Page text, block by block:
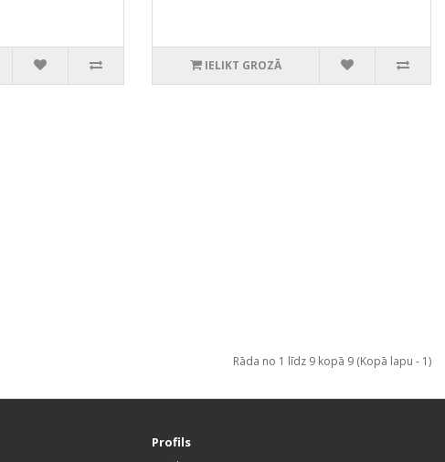
IELIKT GROZĀ
Rāda no 1 līdz 9 kopā 9 (Kopā lapu - 1)
Profils